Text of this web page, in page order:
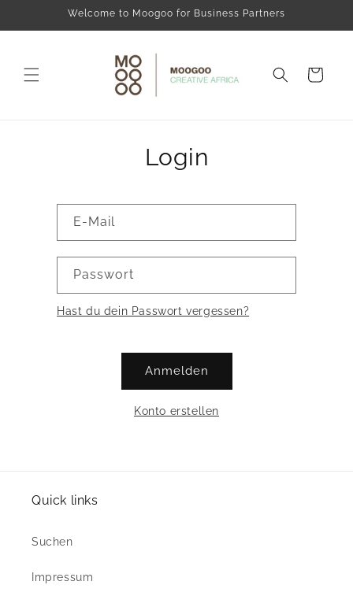
Inhalt
Welcome to Moogoo for Business Partners
Warenkorb
Login
E-Mail
Passwort
Hast du dein Passwort vergessen?
Anmelden
Konto erstellen
Quick links
Suchen
Impressum